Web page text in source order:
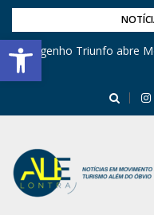
Barra de Ferramentas Aberta
Engenho Triunfo abre